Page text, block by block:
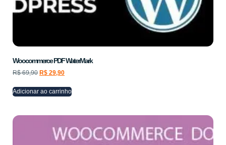
Woocommerce PDF WaterMark
R$69,90 R$ 29,90
Adicionar ao carrinho